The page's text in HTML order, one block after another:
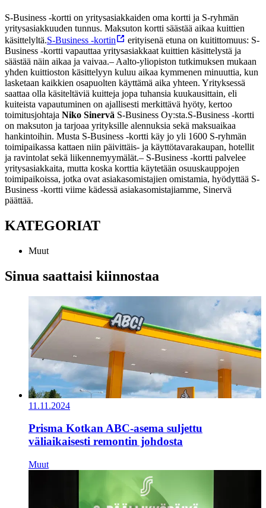
S-Business -kortti on yritysasiakkaiden oma kortti ja S-ryhmän
yritysasiakkuuden tunnus. Maksuton kortti säästää aikaa kuittien
käsittelyltä.S-Business -kortin
erityisenä etuna on kuitittomuus: S-
Business -kortti vapauttaa yritysasiakkaat kuittien käsittelystä ja
säästää näin aikaa ja vaivaa.– Aalto-yliopiston tutkimuksen mukaan
yhden kuittioston käsittelyyn kuluu aikaa kymmenen minuuttia, kun
lasketaan kaikkien osapuolten käyttämä aika yhteen. Yrityksessä
saattaa olla käsiteltäviä kuitteja jopa tuhansia kuukausittain, eli
kuiteista vapautuminen on ajallisesti merkittävä hyöty, kertoo
toimitusjohtaja Niko Sinervä S-Business Oy:sta.S-Business -kortti
on maksuton ja tarjoaa yrityksille alennuksia sekä maksuaikaa
hankintoihin. Musta S-Business -kortti käy jo yli 1600 S-ryhmän
toimipaikassa kattaen niin päivittäis- ja käyttötavarakaupan, hotellit
ja ravintolat sekä liikennemyymälät.– S-Business -kortti palvelee
yritysasiakkaita, mutta koska korttia käytetään osuuskauppojen
toimipaikoissa, jotka ovat asiakasomistajien omistamia, hyödyttää S-
Business -kortti viime kädessä asiakasomistajiamme, Sinervä
päättää.
KATEGORIAT
Muut
Sinua saattaisi kiinnostaa
11.11.2024
Prisma Kotkan ABC-asema suljettu
väliaikaisesti remontin johdosta
Muut